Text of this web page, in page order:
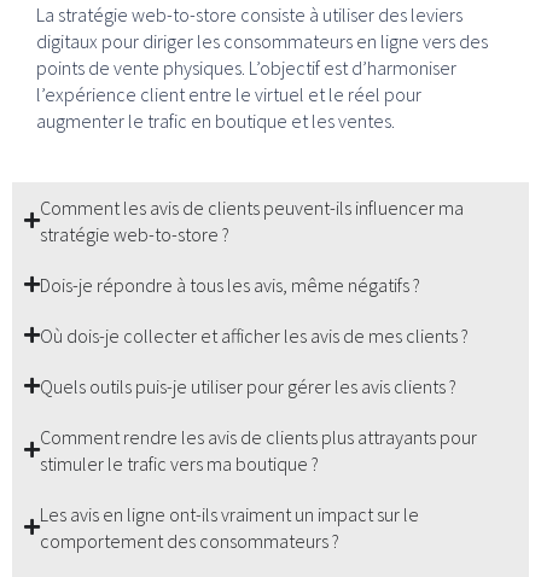
La stratégie web-to-store consiste à utiliser des leviers
digitaux pour diriger les consommateurs en ligne vers des
points de vente physiques. L’objectif est d’harmoniser
l’expérience client entre le virtuel et le réel pour
augmenter le trafic en boutique et les ventes.
Comment les avis de clients peuvent-ils influencer ma
stratégie web-to-store ?
Dois-je répondre à tous les avis, même négatifs ?
Où dois-je collecter et afficher les avis de mes clients ?
Quels outils puis-je utiliser pour gérer les avis clients ?
Comment rendre les avis de clients plus attrayants pour
stimuler le trafic vers ma boutique ?
Les avis en ligne ont-ils vraiment un impact sur le
comportement des consommateurs ?